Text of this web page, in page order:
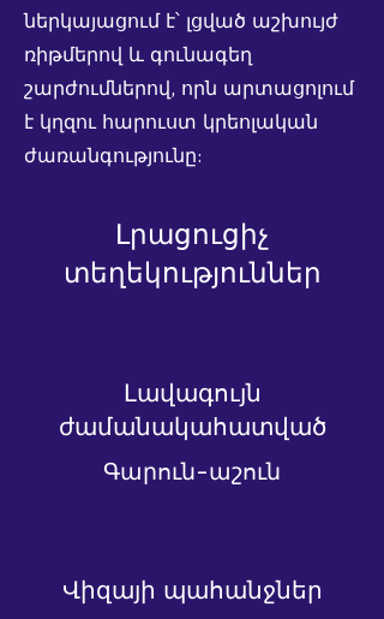
ներկայացում է՝ լցված աշխույժ
ռիթմերով և գունագեղ
շարժումներով, որն արտացոլում
է կղզու հարուստ կրեոլական
ժառանգությունը:
Լրացուցիչ
տեղեկություններ
Լավագույն
ժամանակահատված
Գարուն-աշուն
Վիզայի պահանջներ